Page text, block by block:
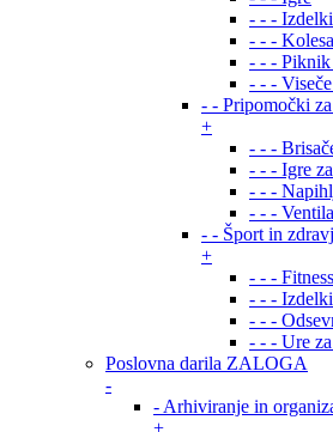
- - -
- - -
- - -
- - -
- - Pripomočki
+
- - -
- - - Igre
- - -
- - -
- - Šport in
+
- - - Fitness
- - -
- - -
- - - Ure
Poslovna darila ZALOGA
-
- Arhiviranje in
+